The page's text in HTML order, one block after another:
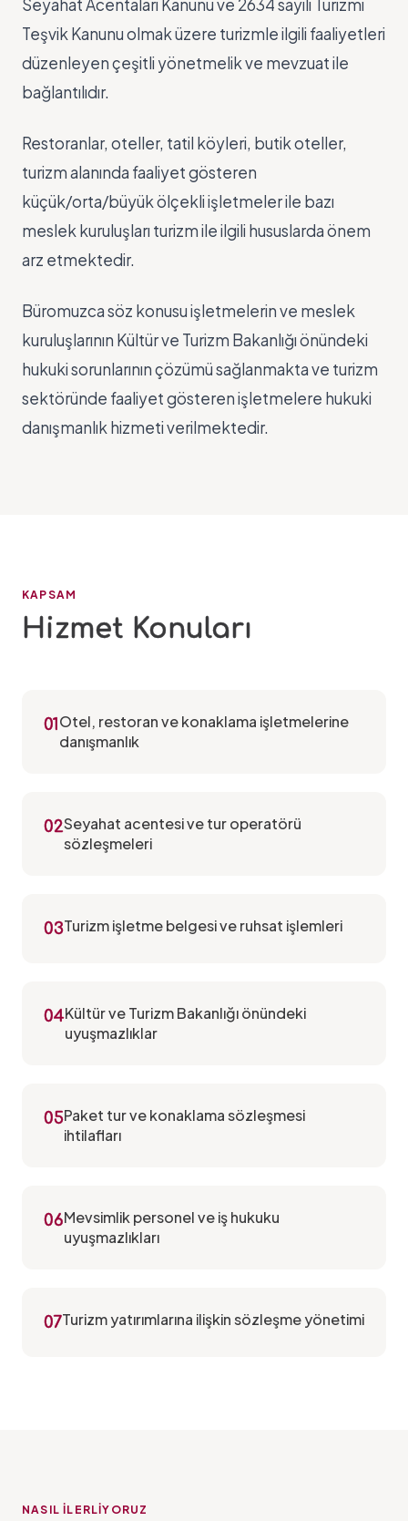
Seyahat Acentaları Kanunu ve 2634 sayılı Turizmi
Teşvik Kanunu olmak üzere turizmle ilgili faaliyetleri
düzenleyen çeşitli yönetmelik ve mevzuat ile
bağlantılıdır.
Restoranlar, oteller, tatil köyleri, butik oteller,
turizm alanında faaliyet gösteren
küçük/orta/büyük ölçekli işletmeler ile bazı
meslek kuruluşları turizm ile ilgili hususlarda önem
arz etmektedir.
Büromuzca söz konusu işletmelerin ve meslek
kuruluşlarının Kültür ve Turizm Bakanlığı önündeki
hukuki sorunlarının çözümü sağlanmakta ve turizm
sektöründe faaliyet gösteren işletmelere hukuki
danışmanlık hizmeti verilmektedir.
KAPSAM
Hizmet Konuları
01 Otel, restoran ve konaklama işletmelerine
danışmanlık
02Seyahat acentesi ve tur operatörü
sözleşmeleri
03Turizm işletme belgesi ve ruhsat işlemleri
04Kültür ve Turizm Bakanlığı önündeki
uyuşmazlıklar
05Paket tur ve konaklama sözleşmesi
ihtilafları
06Mevsimlik personel ve iş hukuku
uyuşmazlıkları
07Turizm yatırımlarına ilişkin sözleşme yönetimi
NASIL İLERLIYORUZ